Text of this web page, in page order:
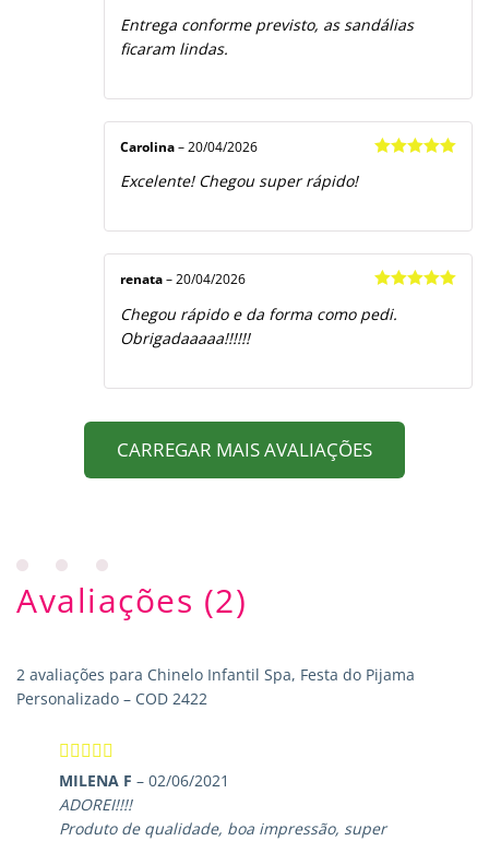
de 5
Entrega conforme previsto, as sandálias
ficaram lindas.
Carolina – 20/04/2026
Excelente! Chegou super rápido!
de 5
renata – 20/04/2026
Chegou rápido e da forma como pedi.
Obrigadaaaaa!!!!!!
CARREGAR MAIS AVALIAÇÕES
Avaliações (2)
2 avaliações para Chinelo Infantil Spa, Festa do Pijama
Personalizado – COD 2422
Avaliação
MILENA F– 02/06/2021
ADOREI!!!!
Produto de qualidade, boa impressão, super